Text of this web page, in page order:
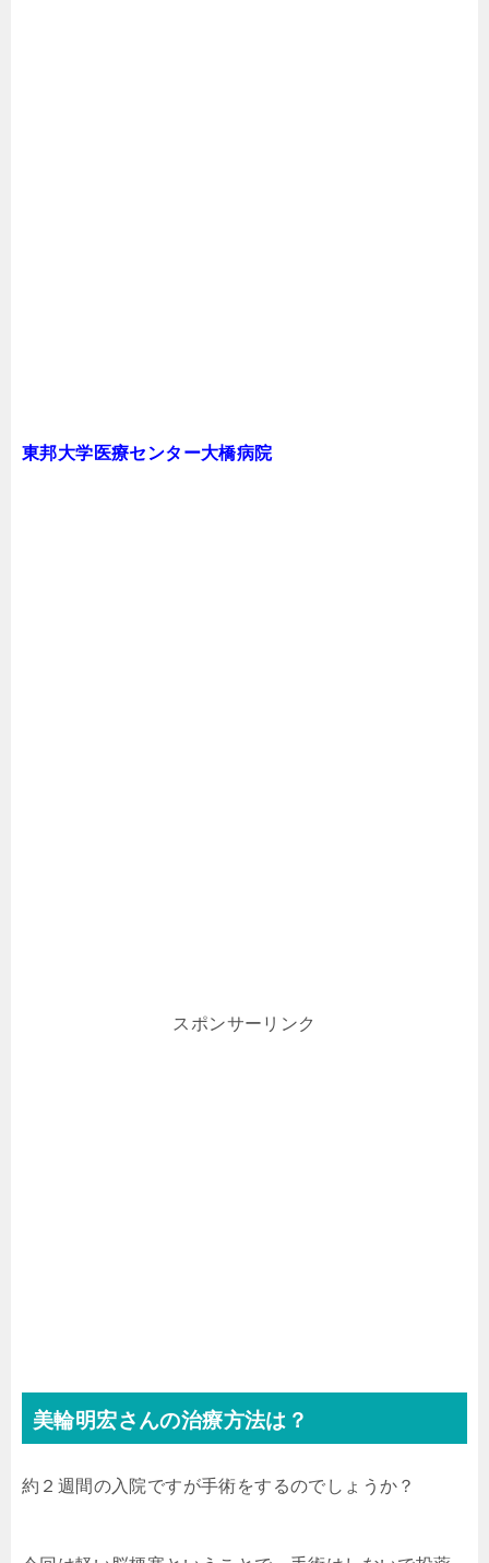
東邦大学医療センター大橋病院
スポンサーリンク
美輪明宏さんの治療方法は？
約２週間の入院ですが手術をするのでしょうか？